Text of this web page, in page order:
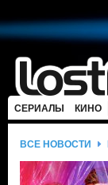
СЕРИАЛЫ КИНО
ВСЕ НОВОСТИ